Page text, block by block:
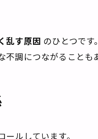
乱す原因 のひとつです。
調につながることも
ルしています。